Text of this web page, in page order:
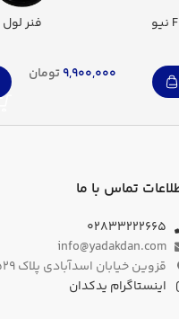
لاستیک موشکی سقف FH500 نیو
فنر لول
9,900,000تومان
تماس با ما
۰۲۸۳۳۲۲۲۶۶۵
info@yadakdan.com
قزوین خیابان اسدآبادی پلاک ۵۲۹
اینستاگرام یدکدان